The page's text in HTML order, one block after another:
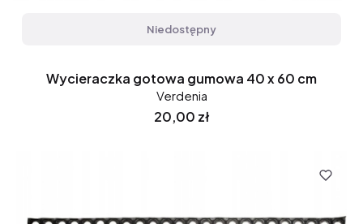
Niedostępny
Wycieraczka gotowa gumowa 40 x 60 cm
Verdenia
Cena
20,00 zł